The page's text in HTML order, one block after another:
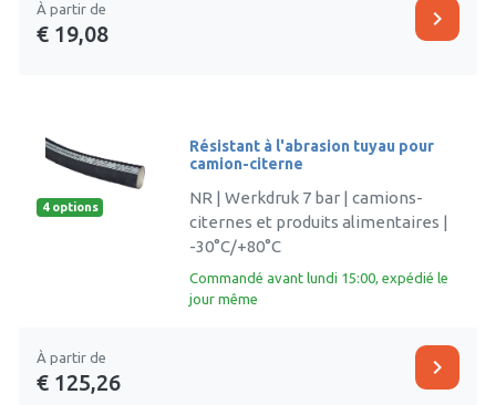
À partir de
€ 19,08
chevron_right
4 options
Résistant à l'abrasion tuyau pour
camion-citerne
NR | Werkdruk 7 bar | camions-
citernes et produits alimentaires |
-30°C/+80°C
Commandé avant lundi 15:00, expédié le
jour même
À partir de
€ 125,26
chevron_right